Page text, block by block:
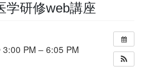
学研修web講座
PM – 6:05 PM